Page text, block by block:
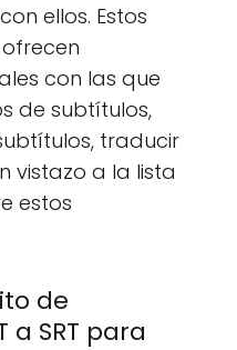
ellos. Estos
con las que
de subtítulos,
traducir
vistazo a la lista
estos
de
a SRT para